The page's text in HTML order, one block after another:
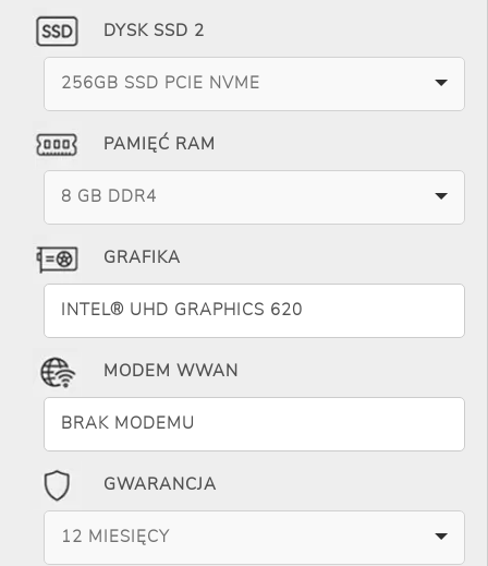
DYSK SSD 2
256GB SSD PCIE NVME
PAMIĘĆ RAM
8 GB DDR4
GRAFIKA
INTEL® UHD GRAPHICS 620
MODEM WWAN
BRAK MODEMU
GWARANCJA
12 MIESIĘCY